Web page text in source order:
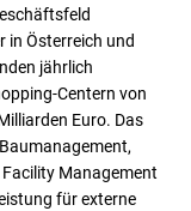
in Österreich und
jährlich
Centern von
Euro. Das
Management
für externe